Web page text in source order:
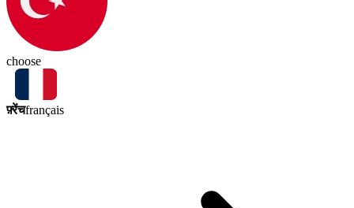
choose
फ़्रेंचfrançais